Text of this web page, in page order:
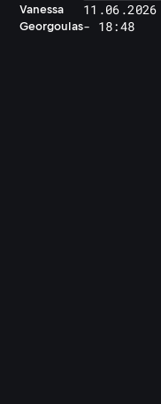
Vanessa
Georgoulas
11.06.2026
- 18:48